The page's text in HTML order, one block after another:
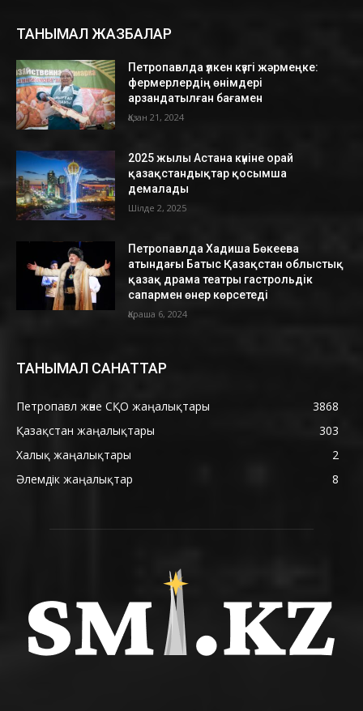
ТАНЫМАЛ ЖАЗБАЛАР
Петропавлда үлкен күзгі жәрмеңке:
фермерлердің өнімдері
арзандатылған бағамен
Қазан 21, 2024
2025 жылы Астана күніне орай
қазақстандықтар қосымша
демалады
Шілде 2, 2025
Петропавлда Хадиша Бөкеева
атындағы Батыс Қазақстан облыстық
қазақ драма театры гастрольдік
сапармен өнер көрсетеді
Қараша 6, 2024
ТАНЫМАЛ САНАТТАР
Петропавл және СҚО жаңалықтары
3868
Қазақстан жаңалықтары
303
Халық жаңалықтары
2
Әлемдік жаңалықтар
8